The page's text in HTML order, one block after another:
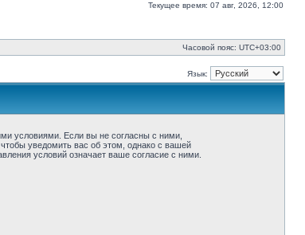
Текущее время: 07 авг, 2026, 12:00
Часовой пояс: UTC+03:00
Язык:
условиями. Если вы не согласны с ними,
уведомить вас об этом, однако с вашей
условий означает ваше согласие с ними.